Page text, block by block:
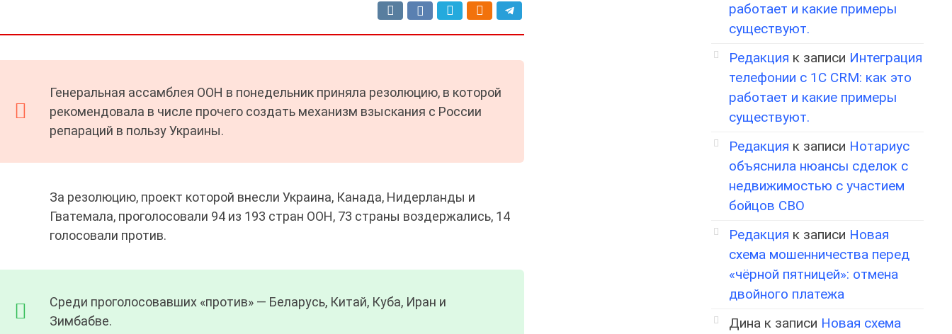
Генеральная ассамблея ООН в понедельник приняла резолюцию, в которой
рекомендовала в числе прочего создать механизм взыскания с России
репараций в пользу Украины.
За резолюцию, проект которой внесли Украина, Канада, Нидерланды и
Гватемала, проголосовали 94 из 193 стран ООН, 73 страны воздержались, 14
голосовали против.
Среди проголосовавших «против» — Беларусь, Китай, Куба, Иран и
Зимбабве.
работает и какие примеры
существуют.
Редакция к записи Интеграция
телефонии с 1С CRM: как это
работает и какие примеры
существуют.
Редакция к записи Нотариус
объяснила нюансы сделок с
недвижимостью с участием
бойцов СВО
Редакция к записи Новая
схема мошенничества перед
«чёрной пятницей»: отмена
двойного платежа
Дина к записи Новая схема